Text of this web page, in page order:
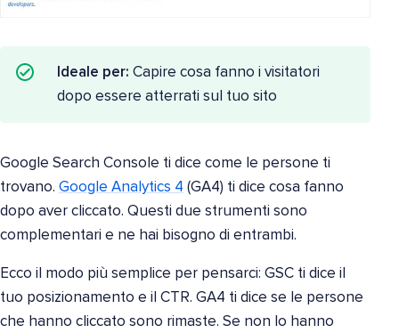
Ideale per: Capire cosa fanno i visitatori
dopo essere atterrati sul tuo sito
Google Search Console ti dice come le persone ti
trovano. Google Analytics 4 (GA4) ti dice cosa fanno
dopo aver cliccato. Questi due strumenti sono
complementari e ne hai bisogno di entrambi.
Ecco il modo più semplice per pensarci: GSC ti dice il
tuo posizionamento e il CTR. GA4 ti dice se le persone
che hanno cliccato sono rimaste. Se non lo hanno